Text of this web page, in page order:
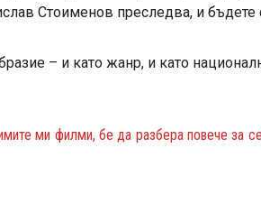
Стоименов преследва, и
– и като жанр, и като
ми филми, бе да разбера повече за